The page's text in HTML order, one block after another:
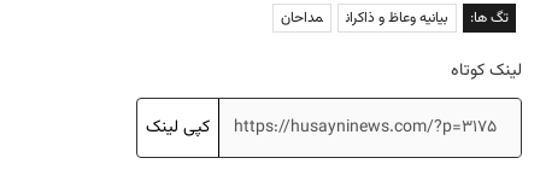
تگ ها: بیانیه وعاظ و ذاکران مداحان
لینک کوتاه
کپی لینک